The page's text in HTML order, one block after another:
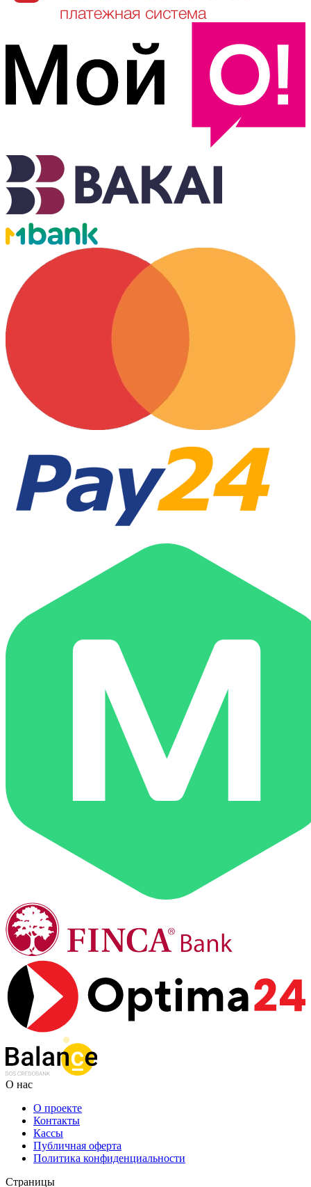
О нас
О проекте
Контакты
Кассы
Публичная оферта
Политика конфиденциальности
Страницы